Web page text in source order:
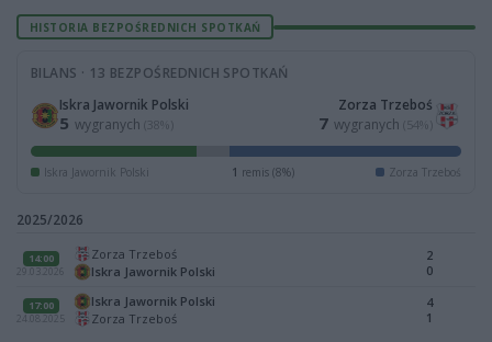
HISTORIA BEZPOŚREDNICH SPOTKAŃ
BILANS · 13 BEZPOŚREDNICH SPOTKAŃ
Iskra Jawornik Polski
5 wygranych (38%)
Zorza Trzeboś
7 wygranych (54%)
Iskra Jawornik Polski 1 remis (8%) Zorza Trzeboś
2025/2026
14:00
29.03.2026
Zorza Trzeboś
Iskra Jawornik Polski
2
0
17:00
24.08.2025
Iskra Jawornik Polski
Zorza Trzeboś
4
1